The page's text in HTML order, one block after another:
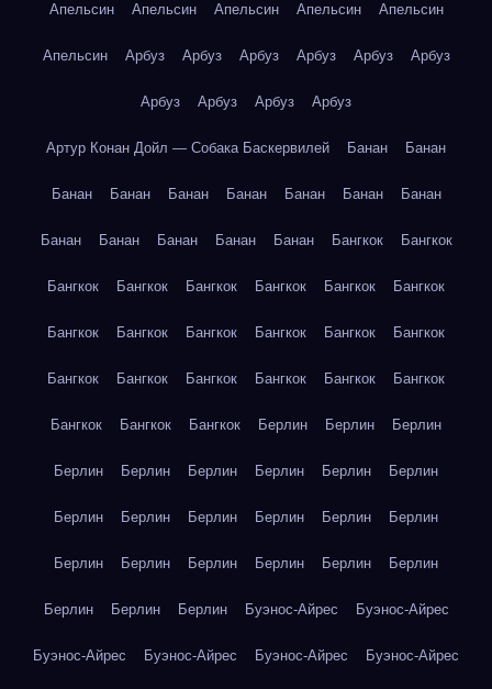
Апельсин Апельсин Апельсин Апельсин Апельсин
Апельсин Арбуз Арбуз Арбуз Арбуз Арбуз Арбуз
Арбуз Арбуз Арбуз Арбуз
Артур Конан Дойл — Собака Баскервилей Банан Банан
Банан Банан Банан Банан Банан Банан Банан
Банан Банан Банан Банан Банан Бангкок Бангкок
Бангкок Бангкок Бангкок Бангкок Бангкок Бангкок
Бангкок Бангкок Бангкок Бангкок Бангкок Бангкок
Бангкок Бангкок Бангкок Бангкок Бангкок Бангкок
Бангкок Бангкок Бангкок Берлин Берлин Берлин
Берлин Берлин Берлин Берлин Берлин Берлин
Берлин Берлин Берлин Берлин Берлин Берлин
Берлин Берлин Берлин Берлин Берлин Берлин
Берлин Берлин Берлин Буэнос-Айрес Буэнос-Айрес
Буэнос-Айрес Буэнос-Айрес Буэнос-Айрес Буэнос-Айрес